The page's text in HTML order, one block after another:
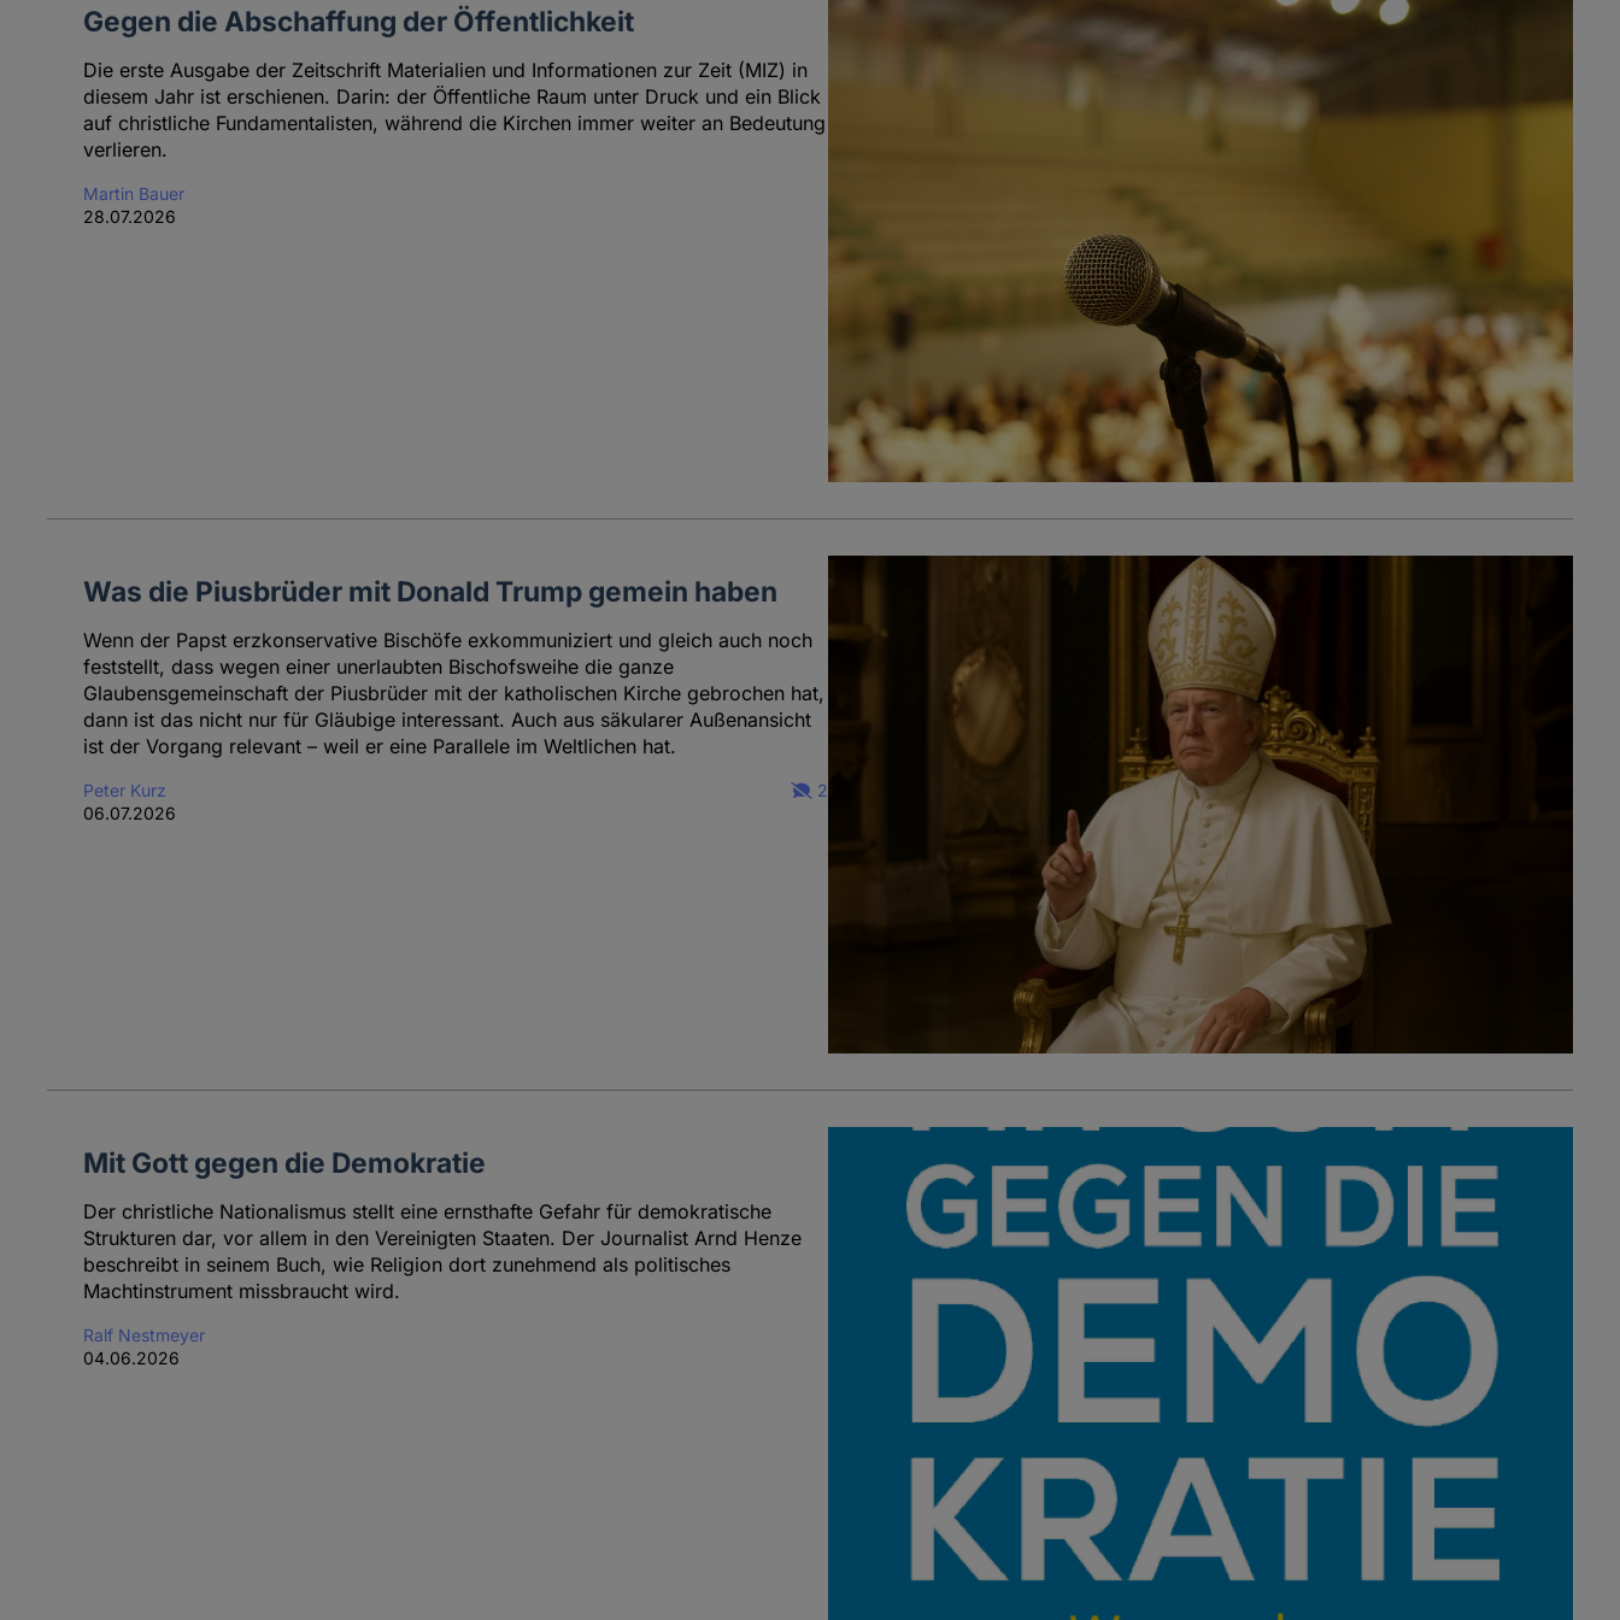
Gegen die Abschaffung der Öffentlichkeit
Die erste Ausgabe der Zeitschrift Materialien und Informationen zur Zeit (MIZ) in
diesem Jahr ist erschienen. Darin: der Öffentliche Raum unter Druck und ein Blick
auf christliche Fundamentalisten, während die Kirchen immer weiter an Bedeutung
verlieren.
Martin Bauer
28.07.2026
Was die Piusbrüder mit Donald Trump gemein haben
Wenn der Papst erzkonservative Bischöfe exkommuniziert und gleich auch noch
feststellt, dass wegen einer unerlaubten Bischofsweihe die ganze
Glaubensgemeinschaft der Piusbrüder mit der katholischen Kirche gebrochen hat,
dann ist das nicht nur für Gläubige interessant. Auch aus säkularer Außenansicht
ist der Vorgang relevant – weil er eine Parallele im Weltlichen hat.
Peter Kurz
06.07.2026
2
Mit Gott gegen die Demokratie
Der christliche Nationalismus stellt eine ernsthafte Gefahr für demokratische
Strukturen dar, vor allem in den Vereinigten Staaten. Der Journalist Arnd Henze
beschreibt in seinem Buch, wie Religion dort zunehmend als politisches
Machtinstrument missbraucht wird.
Ralf Nestmeyer
04.06.2026